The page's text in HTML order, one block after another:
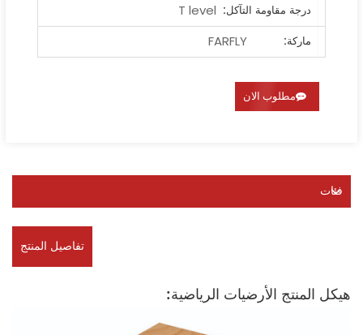
درجة مقاومة التآكل: T level
ماركة:
FARFLY
مطلوب الان
فئات
تفاصيل المنتج
هيكل المنتج الأرضيات الرياضية: